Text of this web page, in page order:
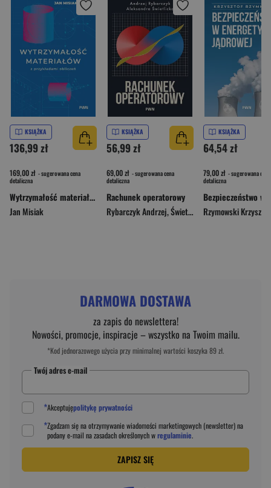
KSIĄŻKA
136,99 zł
169,00 zł - sugerowana cena
detaliczna
Wytrzymałość materiałów z przykładami obliczeń
Jan Misiak
KSIĄŻKA
56,99 zł
69,00 zł - sugerowana cena
detaliczna
Rachunek operatorowy
Rybarczyk Andrzej,Świetlicka Aleksandra
KSIĄŻKA
64,54 zł
79,00 zł - sugerowana cena
detaliczna
Rzymowski Krzysztof
DARMOWA DOSTAWA
za zapis do newslettera!
Nowości, promocje, inspiracje – wszystko na Twoim mailu.
*Kod jednorazowego użycia przy minimalnej wartości koszyka 89 zł.
Twój adres e-mail
*Akceptujępolitykę prywatności
*Zgadzam się na otrzymywanie wiadomości marketingowych (newsletter) na
podanye-mail na zasadach określonych wregulaminie.
ZAPISZ SIĘ